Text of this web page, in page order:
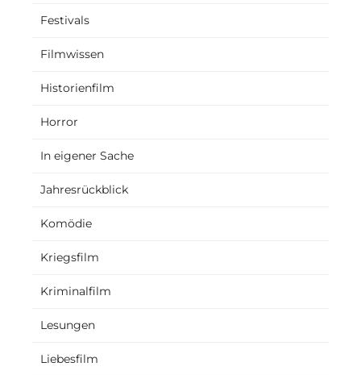
Festivals
Filmwissen
Historienfilm
Horror
In eigener Sache
Jahresrückblick
Komödie
Kriegsfilm
Kriminalfilm
Lesungen
Liebesfilm